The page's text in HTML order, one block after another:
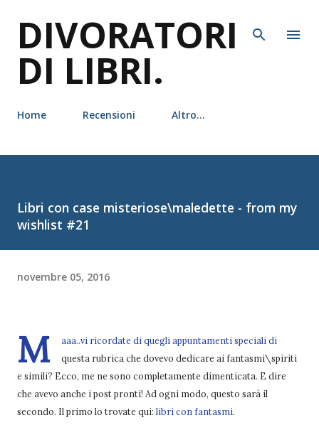
DIVORATORI
DI LIBRI.
Home Recensioni Altro…
Libri con case misteriose\maledette - from my
wishlist #21
novembre 05, 2016
M
aaa..vi ricordate di quegli appuntamenti speciali di
questa rubrica che dovevo dedicare ai fantasmi\spiriti
e simili? Ecco, me ne sono completamente dimenticata. E dire
che avevo anche i post pronti! Ad ogni modo, questo sarà il
secondo. Il primo lo trovate qui: libri con fantasmi.